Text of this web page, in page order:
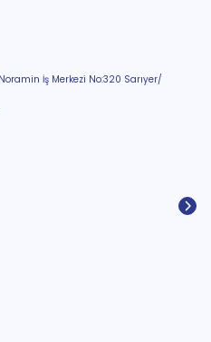
İş Merkezi No:320 Sarıyer/